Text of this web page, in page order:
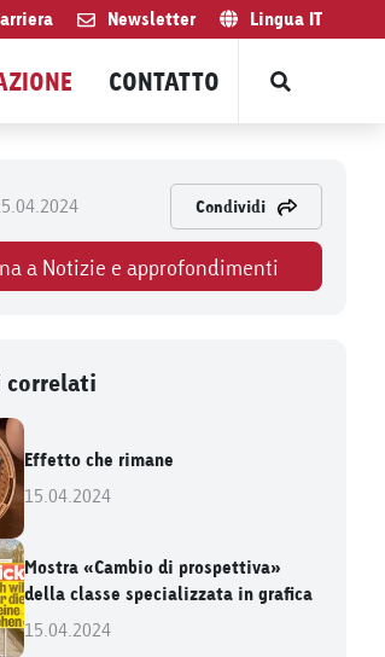
Newsletter Lingua IT
CONTATTO
Condividi
a Notizie e approfondimenti
Effetto che rimane
15.04.2024
Mostra «Cambio di prospettiva»
della classe specializzata in grafica
15.04.2024